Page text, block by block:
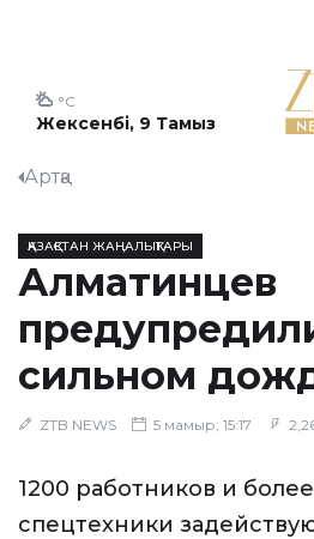
Жексенбі, 9 Тамыз
°C
Артқа
ҚАЗАҚСТАН ЖАҢАЛЫҚТАРЫ
Алматинцев
сильном
ZTB NEWS 5 мамыр, 15:17
1200 работников и
спецтехники